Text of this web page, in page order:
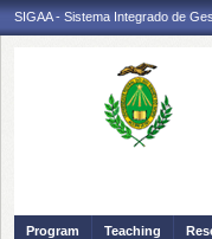
SIGAA - Sistema Integrado de
Program Teaching